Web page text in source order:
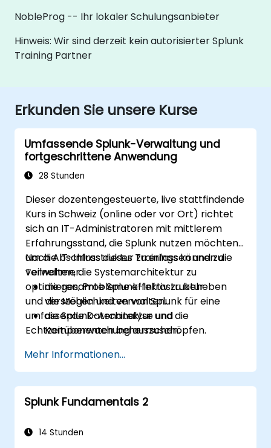
NobleProg -- Ihr lokaler Schulungsanbieter
Hinweis: Wir sind derzeit kein autorisierter Splunk
Training Partner
Erkunden Sie unsere Kurse
Umfassende Splunk-Verwaltung und
fortgeschrittene Anwendung
28 Stunden
Dieser dozentengesteuerte, live stattfindende
Kurs in Schweiz (online oder vor Ort) richtet
sich an IT-Administratoren mit mittlerem
Erfahrungsstand, die Splunk nutzen möchten,
um die IT-Infrastruktur zu erfassen und zu
verwalten, die Systemarchitektur zu
optimieren, Probleme effektiv zu beheben
und die Möglichkeiten von Splunk für eine
umfassende Datenanalyse und
Echtzeitüberwachung auszuschöpfen.
Nach Abschluss dieses Trainings können die
Teilnehmer:
die gesamte Splunk-Infrastruktur
verstehen und verwalten.
die Splunk-Architektur und die
Komponenten beherrschen.
beheben.
Splunk in vollem Umfang für die
Datenanalyse, Überwachung und
Berichterstellung nutzen.
Systemkonfigurationen verwalten.
Mehr Informationen...
Splunk Fundamentals 2
14 Stunden